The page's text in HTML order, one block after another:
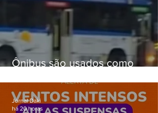
Ônibus são usados como
Gardênia Azul
Jornal Daki
há 20 horas